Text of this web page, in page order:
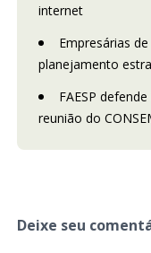
internet
Empresárias
planejamento
FAESP
reunião do
Deixe seu